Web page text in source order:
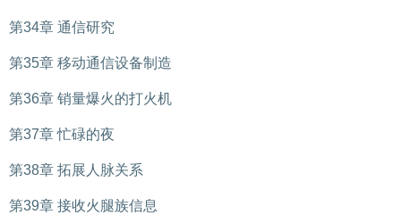
第34章 通信研究
第35章 移动通信设备制造
第36章 销量爆火的打火机
第37章 忙碌的夜
第38章 拓展人脉关系
第39章 接收火腿族信息